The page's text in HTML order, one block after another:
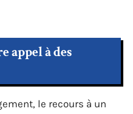
appel à des
le recours à un